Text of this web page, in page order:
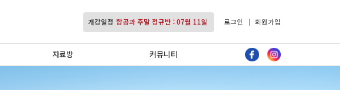
개강일정 항공과 평일 정규반 : 07월 27일 로그인 회원가입
자료방 커뮤니티